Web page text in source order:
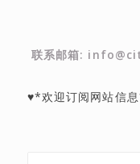
联系邮箱:
♥*欢迎订阅网站信